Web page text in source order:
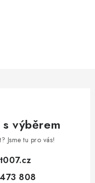
s výběrem
Jsme tu pro vás!
808